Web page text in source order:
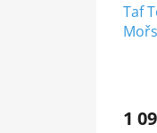
Taf
1